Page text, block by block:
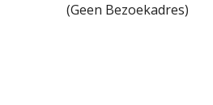
(Geen Bezoekadres)